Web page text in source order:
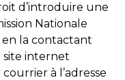
d’introduire une
Nationale
la contactant
internet
à l’adresse